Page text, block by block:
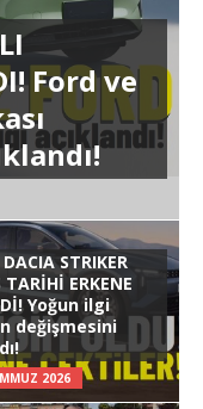
Ford ve
STRIKER
TARİHİ ERKENE
Yoğun ilgi
değişmesini
2026